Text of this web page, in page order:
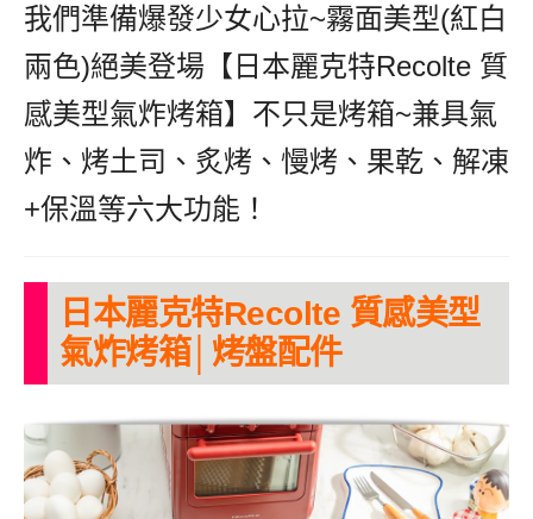
我們準備爆發少女心拉~霧面美型(紅白
兩色)絕美登場【日本麗克特Recolte 質
感美型氣炸烤箱】不只是烤箱~兼具氣
炸、烤土司、炙烤、慢烤、果乾、解凍
+保溫等六大功能！
日本麗克特Recolte 質感美型
氣炸烤箱│烤盤配件